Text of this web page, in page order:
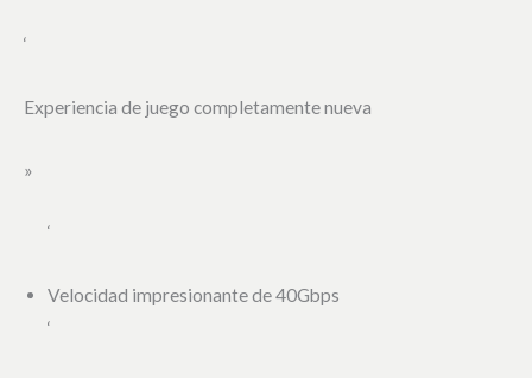
‘
Experiencia de juego completamente nueva
»
‘
Velocidad impresionante de 40Gbps
‘